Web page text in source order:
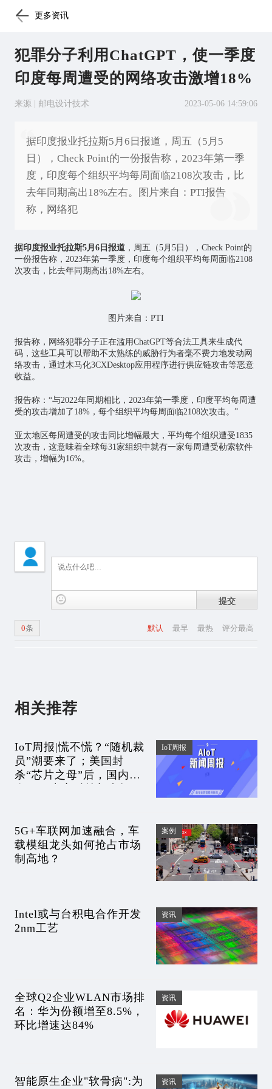
更多资讯
犯罪分子利用ChatGPT，使一季度
印度每周遭受的网络攻击激增18%
来源 | 邮电设计技术 2023-05-06 14:59:06
据印度报业托拉斯5月6日报道，周五（5月5
日），Check Point的一份报告称，2023年第一季
度，印度每个组织平均每周面临2108次攻击，比
去年同期高出18%左右。图片来自：PTI报告
称，网络犯
据印度报业托拉斯5月6日报道，周五（5月5日），Check Point的
一份报告称，2023年第一季度，印度每个组织平均每周面临2108
次攻击，比去年同期高出18%左右。
图片来自：PTI
报告称，网络犯罪分子正在滥用ChatGPT等合法工具来生成代
码，这些工具可以帮助不太熟练的威胁行为者毫不费力地发动网
络攻击，通过木马化3CXDesktop应用程序进行供应链攻击等恶意
收益。
报告称：“与2022年同期相比，2023年第一季度，印度平均每周遭
受的攻击增加了18%，每个组织平均每周面临2108次攻击。”
亚太地区每周遭受的攻击同比增幅最大，平均每个组织遭受1835
次攻击，这意味着全球每31家组织中就有一家每周遭受勒索软件
攻击，增幅为16%。
提交
默认 最早 最热 评分最高
0条
相关推荐
IoT周报|慌不慌？“随机裁
员”潮要来了；美国封
杀“芯片之母”后，国内首
IoT周报
5G+车联网加速融合，车
载模组龙头如何抢占市场
制高地？
案例
Intel或与台积电合作开发
2nm工艺
资讯
全球Q2企业WLAN市场排
名：华为份额增至8.5%，
环比增速达84%
资讯
智能原生企业"软骨病":为
资讯